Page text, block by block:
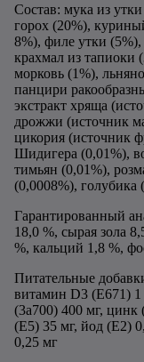
Состав: мука из
горох (20%),
8%), филе утки
крахмал из тапиоки
морковь (1%),
панцири
экстракт хряща
дрожжи (источник
цикория (источник
Шидигера (0,01%),
тимьян (0,01%),
(0,0008%), голубика
Гарантированный
18,0 %, сырая зола
%, кальций 1,8 %,
Питательные
витамин D3 (E671)
(3a700) 400 мг, цинк
(E5) 35 мг, йод (E2)
0,25 мг